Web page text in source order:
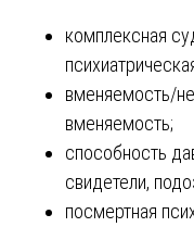
комплексная
вменяемость/
вменяемость;
способность
свидетели,
посмертная